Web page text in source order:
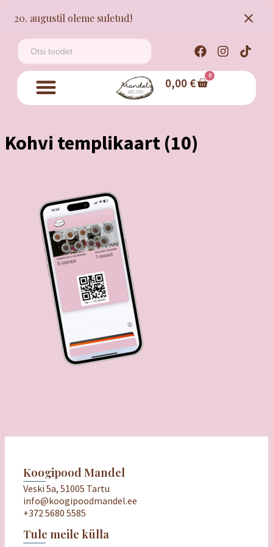
20. augustil oleme suletud!
0,00 € 0
Kohvi templikaart (10)
Koogipood Mandel
Veski 5a, 51005 Tartu
info@koogipoodmandel.ee
+372 5680 5585
Tule meile külla